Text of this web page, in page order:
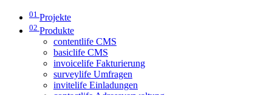
01 Projekte
02 Produkte
contentlife CMS
basiclife CMS
invoicelife Fakturierung
surveylife Umfragen
invitelife Einladungen